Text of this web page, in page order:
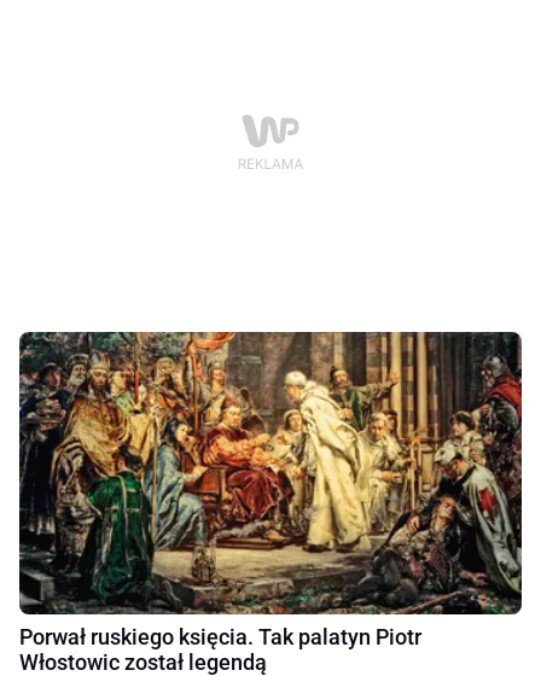
Porwał ruskiego księcia. Tak palatyn Piotr
Włostowic został legendą